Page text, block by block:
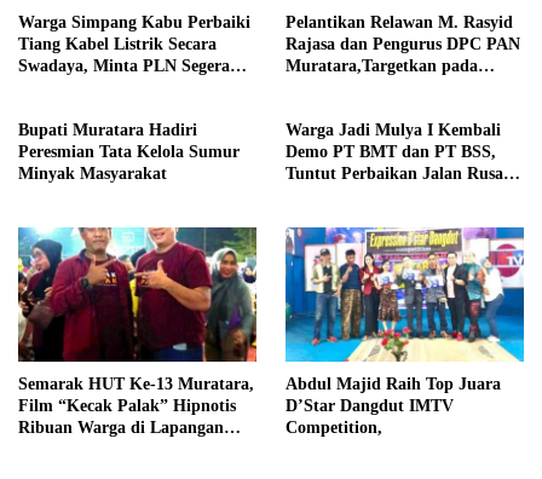
Warga Simpang Kabu Perbaiki
Tiang Kabel Listrik Secara
Swadaya, Minta PLN Segera
Pelantikan Relawan M. Rasyid
Rajasa dan Pengurus DPC PAN
Muratara,Targetkan pada
Bupati Muratara Hadiri
Peresmian Tata Kelola Sumur
Minyak Masyarakat
Warga Jadi Mulya I Kembali
Demo PT BMT dan PT BSS,
Tuntut Perbaikan Jalan Rusak
Semarak HUT Ke-13 Muratara,
Film “Kecak Palak” Hipnotis
Ribuan Warga di Lapangan
Abdul Majid Raih Top Juara
D’Star Dangdut IMTV
Competition,